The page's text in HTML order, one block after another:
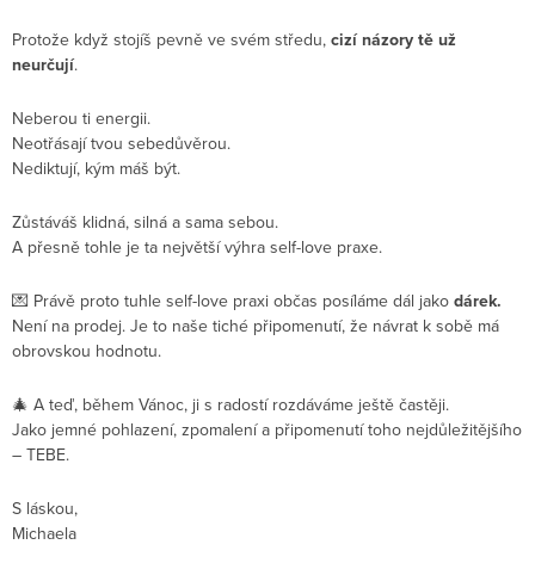
Protože když stojíš pevně ve svém středu, cizí názory tě už
neurčují.
Neberou ti energii.
Neotřásají tvou sebedůvěrou.
Nediktují, kým máš být.
Zůstáváš klidná, silná a sama sebou.
A přesně tohle je ta největší výhra self-love praxe.
💌 Právě proto tuhle self-love praxi občas posíláme dál jako dárek.
Není na prodej. Je to naše tiché připomenutí, že návrat k sobě má
obrovskou hodnotu.
🎄 A teď, během Vánoc, ji s radostí rozdáváme ještě častěji.
Jako jemné pohlazení, zpomalení a připomenutí toho nejdůležitějšího
– TEBE.
S láskou,
Michaela